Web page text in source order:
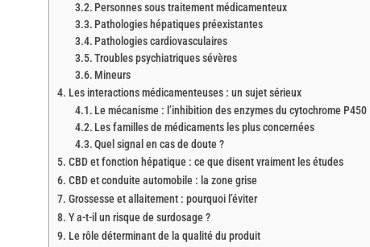
Personnes sous traitement médicamenteux
Pathologies hépatiques préexistantes
Pathologies cardiovasculaires
Troubles psychiatriques sévères
Mineurs
Les interactions médicamenteuses : un sujet sérieux
Le mécanisme : l’inhibition des enzymes du cytochrome P450
Les familles de médicaments les plus concernées
Quel signal en cas de doute ?
CBD et fonction hépatique : ce que disent vraiment les études
CBD et conduite automobile : la zone grise
Grossesse et allaitement : pourquoi l’éviter
Y a-t-il un risque de surdosage ?
Le rôle déterminant de la qualité du produit